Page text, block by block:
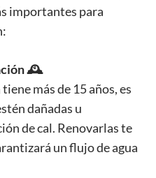
importantes para
🕰️
más de 15 años, es
dañadas u
de cal. Renovarlas te
un flujo de agua